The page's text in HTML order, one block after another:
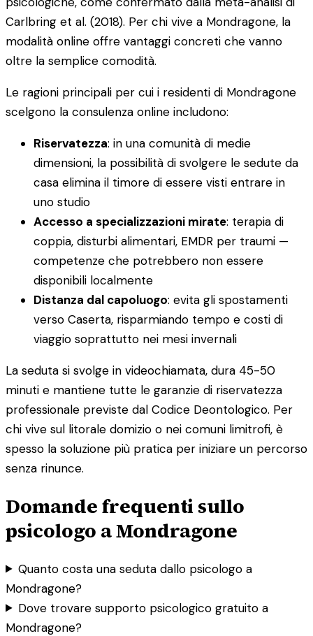
Carlbring et al. (2018). Per chi vive a Mondragone, la
modalità online offre vantaggi concreti che vanno
oltre la semplice comodità.
Le ragioni principali per cui i residenti di Mondragone
scelgono la consulenza online includono:
Riservatezza: in una comunità di medie
dimensioni, la possibilità di svolgere le sedute da
casa elimina il timore di essere visti entrare in
uno studio
Accesso a specializzazioni mirate: terapia di
coppia, disturbi alimentari, EMDR per traumi —
competenze che potrebbero non essere
disponibili localmente
Distanza dal capoluogo: evita gli spostamenti
verso Caserta, risparmiando tempo e costi di
viaggio soprattutto nei mesi invernali
La seduta si svolge in videochiamata, dura 45-50
minuti e mantiene tutte le garanzie di riservatezza
professionale previste dal Codice Deontologico. Per
chi vive sul litorale domizio o nei comuni limitrofi, è
spesso la soluzione più pratica per iniziare un percorso
senza rinunce.
Domande frequenti sullo
psicologo a Mondragone
Quanto costa una seduta dallo psicologo a
Mondragone?
Dove trovare supporto psicologico gratuito a
Mondragone?